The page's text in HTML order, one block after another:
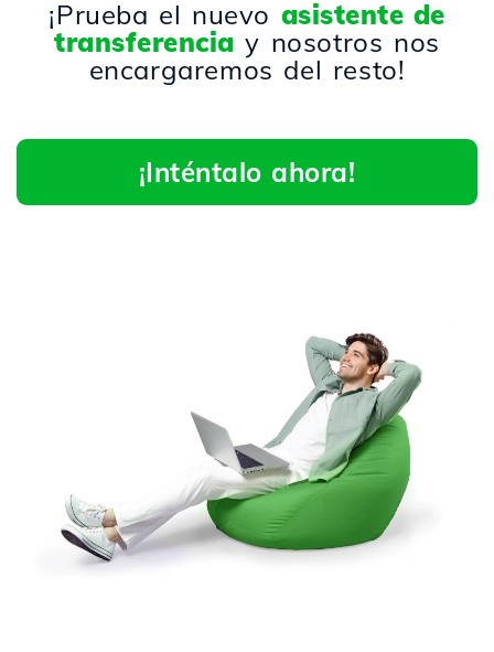
¡Prueba el nuevo asistente de
transferencia y nosotros nos
encargaremos del resto!
¡Inténtalo ahora!